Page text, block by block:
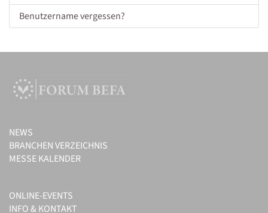
Benutzername vergessen?
NEWS
BRANCHEN VERZEICHNIS
MESSE KALENDER
ONLINE-EVENTS
INFO & KONTAKT